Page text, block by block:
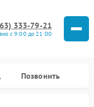
333-79-21
с 9:00 до 21:00
Позвонить